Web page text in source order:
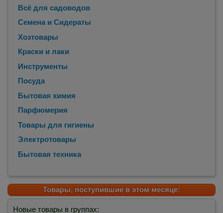
Всё для садоводов
Семена и Сидераты
Хозтовары
Краски и лаки
Инструменты
Посуда
Бытовая химия
Парфюмерия
Товары для гигиены
Электротовары
Бытовая техника
Товары, поступившие в этом месяце:
Новые товары в группах: